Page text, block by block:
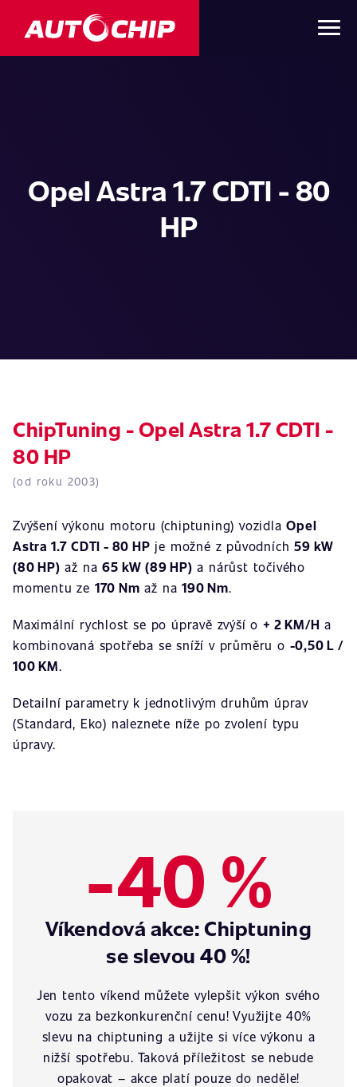
Opel Astra 1.7 CDTI - 80
HP
ChipTuning - Opel Astra 1.7 CDTI -
80 HP
(od roku 2003)
Zvýšení výkonu motoru (chiptuning) vozidlaOpel
Astra 1.7 CDTI - 80 HP je možné z původních59 kW
(80 HP) až na65 kW (89 HP) a nárůst točivého
momentu ze 170 Nm až na190 Nm.
Maximální rychlost se po úpravě zvýší o + 2 KM/H a
kombinovaná spotřeba se sníží v průměru o -0,50 L /
100 KM.
Detailní parametry k jednotlivým druhům úprav
(Standard, Eko) naleznete níže po zvolení typu
úpravy.
-40 %
Víkendová akce: Chiptuning
se slevou 40 %!
Jen tento víkend můžete vylepšit výkon svého
vozu za bezkonkurenční cenu! Využijte 40%
slevu na chiptuning a užijte si více výkonu a
nižší spotřebu. Taková příležitost se nebude
opakovat – akce platí pouze do neděle!